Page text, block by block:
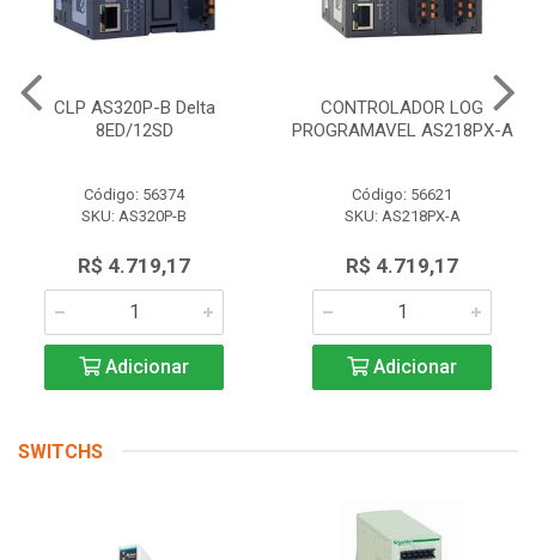
CLP AS320P-B Delta
8ED/12SD
Código: 56374
SKU: AS320P-B
R$ 4.719,17
Adicionar
CONTROLADOR LOG
PROGRAMAVEL AS218PX-A
Código: 56621
SKU: AS218PX-A
R$ 4.719,17
Adicionar
SWITCHS